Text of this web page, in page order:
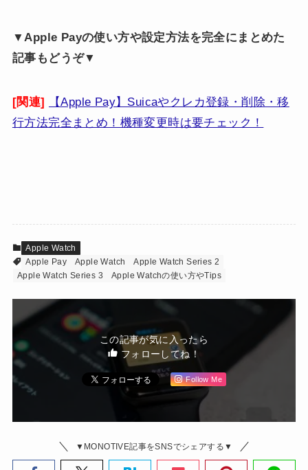
▼Apple Payの使い方や設定方法を完全にまとめた
記事もどうぞ▼
[関連]
【Apple Pay】Suicaやクレカ登録・削除・移
行方法完全まとめ！機種変更時は要チェック！
Apple Watch
Apple Pay
Apple Watch
Apple Watch Series 2
Apple Watch Series 3
Apple Watchの使い方やTips
この記事が気に入ったら
フォローしてね！
Follow Me
▼MONOTIVE記事をSNSでシェアする▼